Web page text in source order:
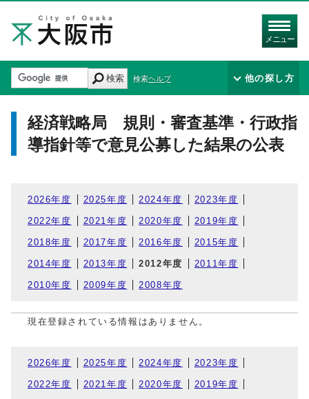
メニュー
検索 検索ヘルプ 他の探し方
経済戦略局 規則・審査基準・行政指
導指針等で意見公募した結果の公表
2026年度 2025年度 2024年度 2023年度
2022年度 2021年度 2020年度 2019年度
2018年度 2017年度 2016年度 2015年度
2014年度 2013年度 2012年度 2011年度
2010年度 2009年度 2008年度
現在登録されている情報はありません。
2026年度 2025年度 2024年度 2023年度
2022年度 2021年度 2020年度 2019年度